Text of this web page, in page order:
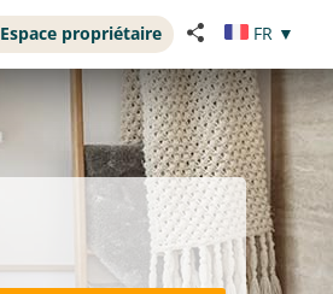
Espace propriétaire FR ▼